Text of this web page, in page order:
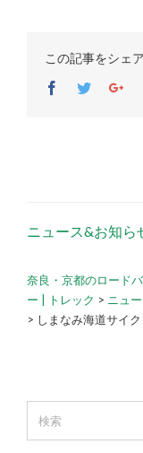
この記事をシェ
Facebook
Twitter
ニュース&お知ら
奈良・京都のロード
ー | トレック > ニュ
> しまなみ海道サイ